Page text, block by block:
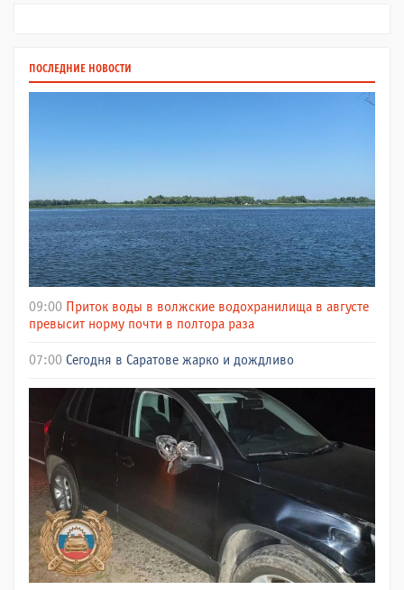
ПОСЛЕДНИЕ НОВОСТИ
09:00 Приток воды в волжские водохранилища в августе
превысит норму почти в полтора раза
07:00 Сегодня в Саратове жарко и дождливо